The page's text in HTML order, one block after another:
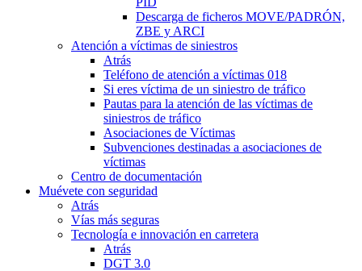
Descarga de ficheros MOVE/PADRÓN,
ZBE y ARCI
Atención a víctimas de siniestros
Atrás
Teléfono de atención a víctimas 018
Si eres víctima de un siniestro de tráfico
Pautas para la atención de las víctimas de
siniestros de tráfico
Asociaciones de Víctimas
Subvenciones destinadas a asociaciones de
víctimas
Centro de documentación
Muévete con seguridad
Atrás
Vías más seguras
Tecnología e innovación en carretera
Atrás
DGT 3.0